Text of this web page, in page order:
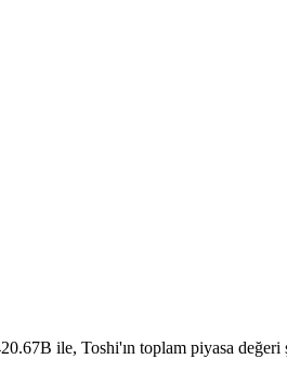
ile, Toshi'ın toplam piyasa